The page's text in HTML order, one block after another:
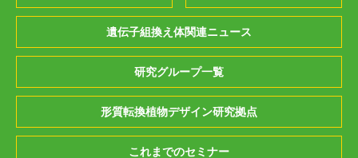
遺伝子組換え体関連ニュース
研究グループ一覧
形質転換植物デザイン研究拠点
これまでのセミナー